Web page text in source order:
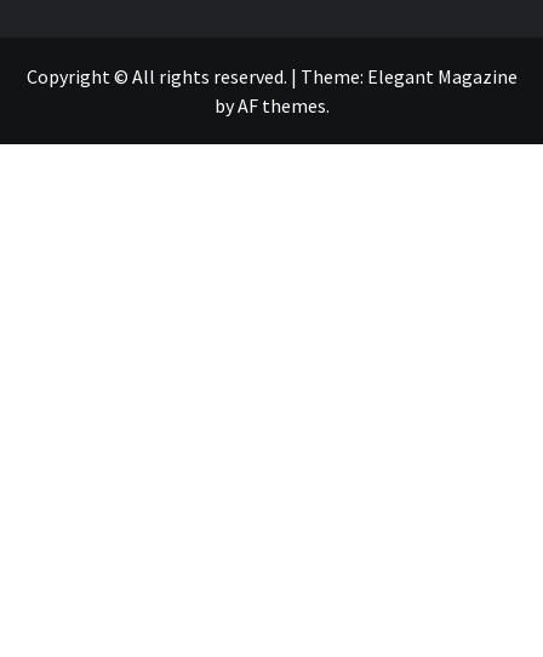
Copyright © All rights reserved. | Theme: Elegant Magazine
byAF themes.